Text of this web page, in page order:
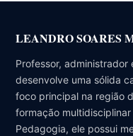
LEANDRO SOARES
Professor,
desenvolve uma sólida
foco principal na região
formação
Pedagogia, ele possui